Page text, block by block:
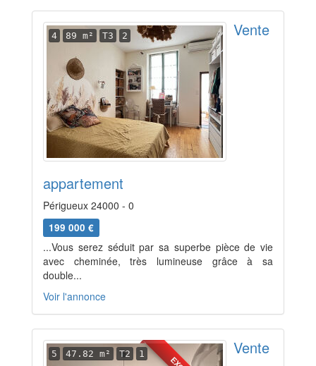
4 89 m² T3 2 Vente
appartement
Périgueux 24000 - 0
199 000 €
...Vous serez séduit par sa superbe pièce de vie
avec cheminée, très lumineuse grâce à sa
double...
Voir l'annonce
5 47.82 m² T2 1 Vente